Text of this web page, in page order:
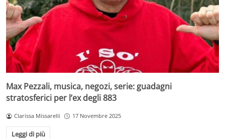
Max Pezzali, musica, negozi, serie: guadagni
stratosferici per l’ex degli 883
Clarissa Missarelli 17 Novembre 2025
Leggi di più